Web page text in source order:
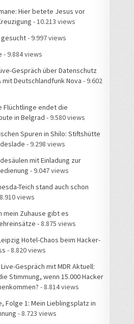
Hier betete Jesus vor
- 10.213 views
- 9.997 views
- 9.884 views
Gespräch über Datenschutz
mit Deutschlandfunk Nova - 9.602
Flüchtlinge endet die
in Belgrad - 9.580 views
Spuren in Shilo: Stiftshütte
- 9.298 views
mit Einladung zur
- 9.047 views
Teich stand auch schon
views
mein Zuhause gibt es
- 8.875 views
Hotel-Chaos beim Hacker-
- 8.820 views
Live-Gespräch mit MDR Aktuell:
Stimmung, wenn 15.000 Hacker
- 8.814 views
Folge 1: Mein Lieblingsplatz in
- 8.723 views